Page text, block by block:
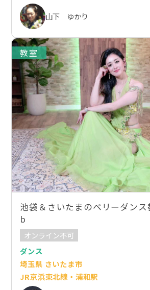
山下 ゆかり
教室
池袋＆さいたまのベリーダン
b
オンライン不可
ダンス
埼玉県 さいたま市
JR京浜東北線・浦和駅